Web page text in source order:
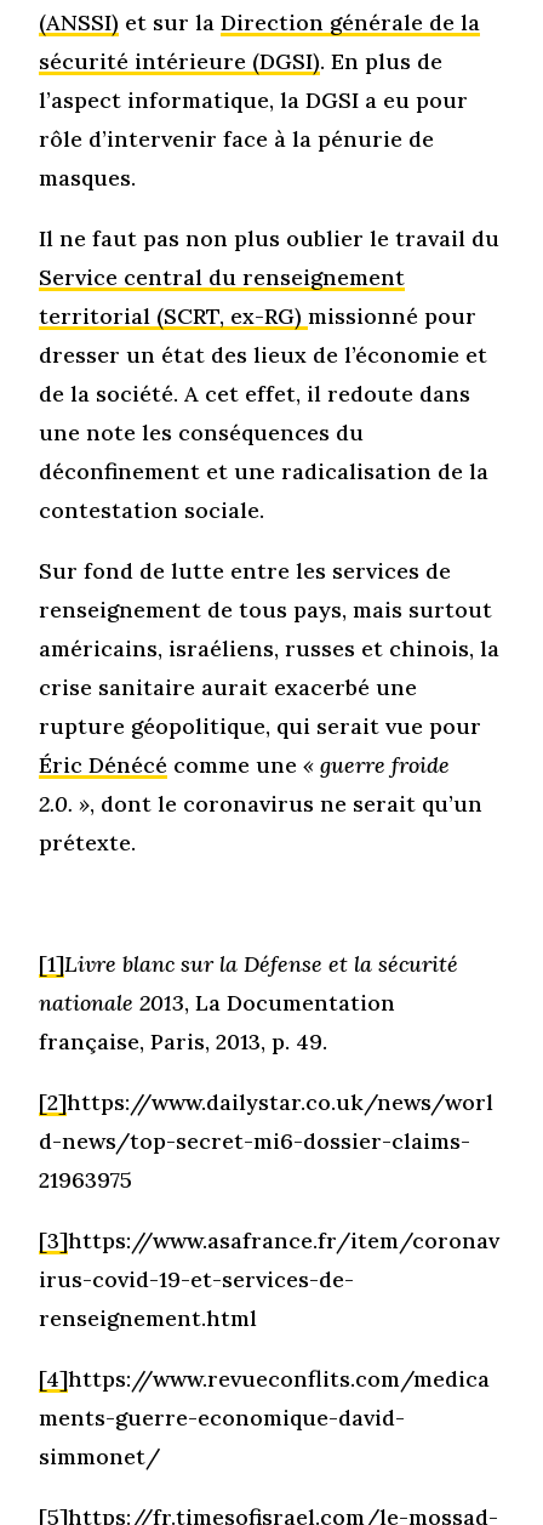
(ANSSI) et sur laDirection générale de la
sécurité intérieure (DGSI). En plus de
l’aspect informatique, la DGSI a eu pour
rôle d’intervenir face à la pénurie de
masques.
Il ne faut pas non plus oublier le travail du
Service central du renseignement
territorial (SCRT, ex-RG)missionné pour
dresser un état des lieux de l’économie et
de la société. A cet effet, il redoute dans
une note les conséquences du
déconfinement et une radicalisation de la
contestation sociale.
Sur fond de lutte entre les services de
renseignement de tous pays, mais surtout
américains, israéliens, russes et chinois, la
crise sanitaire aurait exacerbé une
rupture géopolitique, qui serait vue pour
Éric Dénécé comme une« guerre froide
2.0. », dont le coronavirus ne serait qu’un
prétexte.
[1]Livre blanc sur la Défense et la sécurité
nationale 2013, La Documentation
française, Paris, 2013, p. 49.
[2]https://www.dailystar.co.uk/news/worl
d-news/top-secret-mi6-dossier-claims-
21963975
[3]https://www.asafrance.fr/item/coronav
irus-covid-19-et-services-de-
renseignement.html
[4]https://www.revueconflits.com/medica
ments-guerre-economique-david-
simmonet/
[5]https://fr.timesofisrael.com/le-mossad-